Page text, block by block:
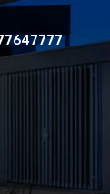
Contato